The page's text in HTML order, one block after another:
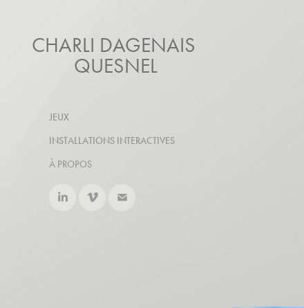
CHARLI DAGENAIS
QUESNEL
JEUX
INSTALLATIONS INTERACTIVES
À PROPOS